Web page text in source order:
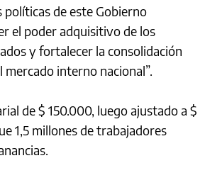
políticas de este Gobierno
el poder adquisitivo de los
y fortalecer la consolidación
mercado interno nacional”.
de $ 150.000, luego ajustado a $
1,5 millones de trabajadores